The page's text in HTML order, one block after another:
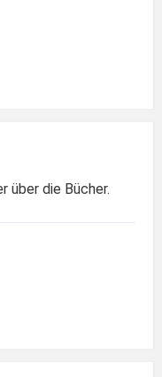
über die Bücher.